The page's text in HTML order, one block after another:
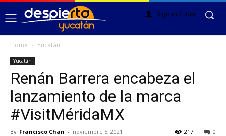
Sign in / Join
Home Yucatán
Yucatán
Renán Barrera encabeza el
lanzamiento de la marca
#VisitMéridaMX
By Francisco Chan - noviembre 5, 2021 0
217